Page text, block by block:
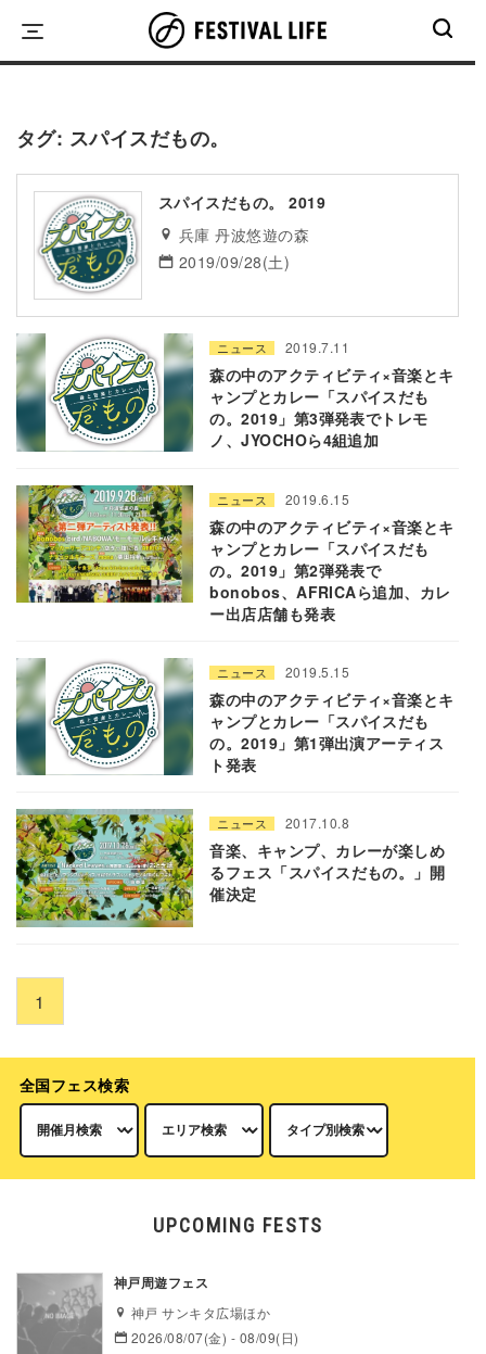
content
タグ: スパイスだもの。
スパイスだもの。 2019
兵庫 丹波悠遊の森
2019/09/28(土)
ニュース 2019.7.11
森の中のアクティビティ×音楽とキ
ャンプとカレー「スパイスだも
の。2019」第3弾発表でトレモ
ノ、JYOCHOら4組追加
ニュース 2019.6.15
森の中のアクティビティ×音楽とキ
ャンプとカレー「スパイスだも
の。2019」第2弾発表で
bonobos、AFRICAら追加、カレ
ー出店店舗も発表
ニュース 2019.5.15
森の中のアクティビティ×音楽とキ
ャンプとカレー「スパイスだも
の。2019」第1弾出演アーティス
ト発表
ニュース 2017.10.8
音楽、キャンプ、カレーが楽しめ
るフェス「スパイスだもの。」開
催決定
1
全国フェス検索
UPCOMING FESTS
神戸周遊フェス
神戸 サンキタ広場ほか
2026/08/07(金) - 08/09(日)